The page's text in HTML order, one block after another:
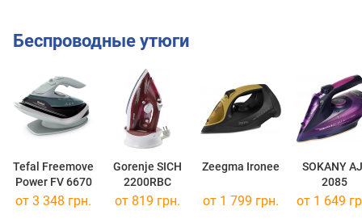
Беспроводные утюги
Tefal Freemove
Power FV 6670
Gorenje SICH
2200RBC
Zeegma Ironee
SOKANY
2085
от 3 348 грн. от 819 грн. от 1 799 грн. от 1 649